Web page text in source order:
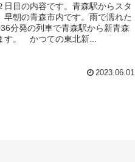
目の内容です。青森駅からスタ
朝の青森市内です。雨で濡れた
分発の列車で青森駅から新青森
す。 かつての東北新...
2023.06.01